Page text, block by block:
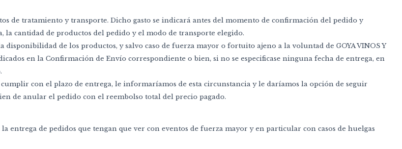
de tratamiento y transporte. Dicho gasto se indicará antes del momento de confirmación del pedido y
cantidad de productos del pedido y el modo de transporte elegido.
disponibilidad de los productos, y salvo caso de fuerza mayor o fortuito ajeno a la voluntad de GOYA VINOS Y
en la Confirmación de Envío correspondiente o bien, si no se especificase ninguna fecha de entrega, en
cumplir con el plazo de entrega, le informaríamos de esta circunstancia y le daríamos la opción de seguir
de anular el pedido con el reembolso total del precio pagado.
la entrega de pedidos que tengan que ver con eventos de fuerza mayor y en particular con casos de huelgas